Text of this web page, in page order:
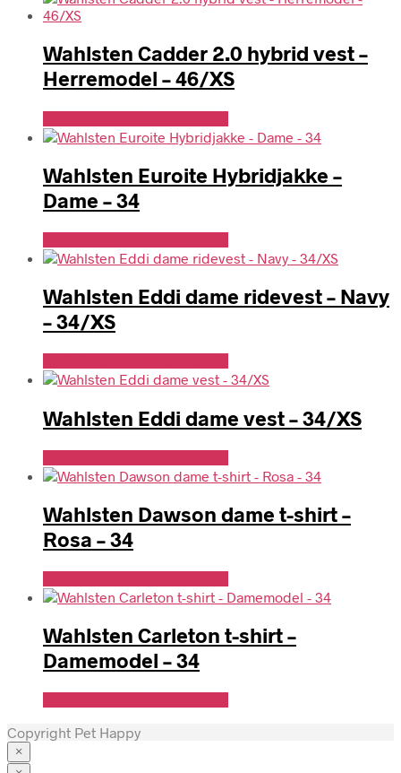
Wahlsten Cadder 2.0 hybrid vest –
Herremodel – 46/XS
Wahlsten Euroite Hybridjakke –
Dame – 34
Wahlsten Eddi dame ridevest – Navy
– 34/XS
Wahlsten Eddi dame vest – 34/XS
Wahlsten Dawson dame t-shirt –
Rosa – 34
Wahlsten Carleton t-shirt –
Damemodel – 34
Copyright Pet Happy
×